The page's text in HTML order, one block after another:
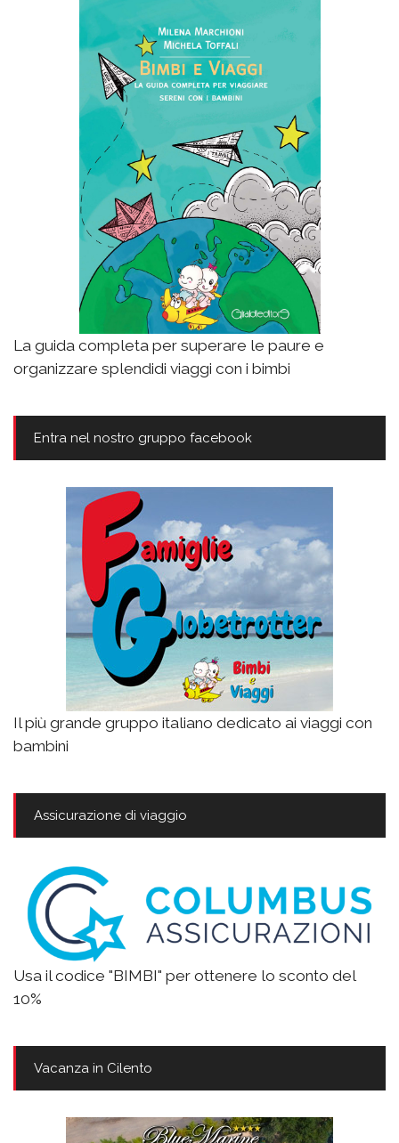
La guida completa per superare le paure e
organizzare splendidi viaggi con i bimbi
Entra nel nostro gruppo facebook
Il più grande gruppo italiano dedicato ai viaggi con
bambini
Assicurazione di viaggio
Usa il codice "BIMBI" per ottenere lo sconto del
10%
Vacanza in Cilento